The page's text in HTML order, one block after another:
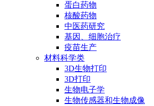
蛋白药物
核酸药物
中医药研究
基因、细胞治疗
疫苗生产
材料科学类
3D生物打印
3D打印
生物电子学
生物传感器和生物成像